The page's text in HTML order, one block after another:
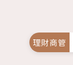
理財商管